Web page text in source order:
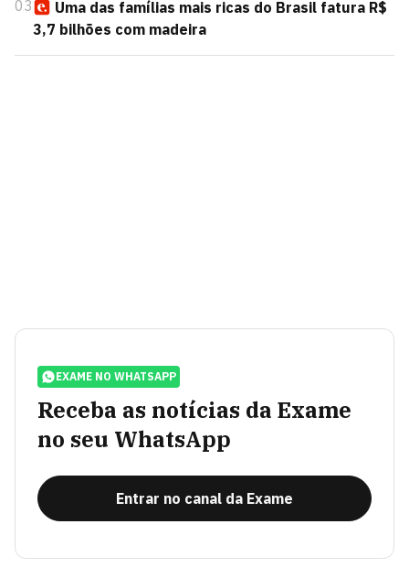
03
Uma das famílias mais ricas do Brasil fatura R$
3,7 bilhões com madeira
EXAME NO WHATSAPP
Receba as notícias da Exame
no seu WhatsApp
Entrar no canal da Exame